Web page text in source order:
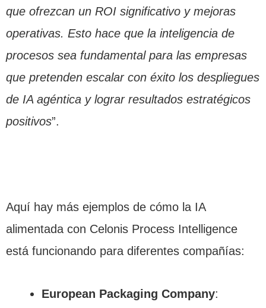
que ofrezcan un ROI significativo y mejoras
operativas. Esto hace que la inteligencia de
procesos sea fundamental para las empresas
que pretenden escalar con éxito los despliegues
de IA agéntica y lograr resultados estratégicos
positivos”.
Aquí hay más ejemplos de cómo la IA
alimentada con Celonis Process Intelligence
está funcionando para diferentes compañías:
European Packaging Company: